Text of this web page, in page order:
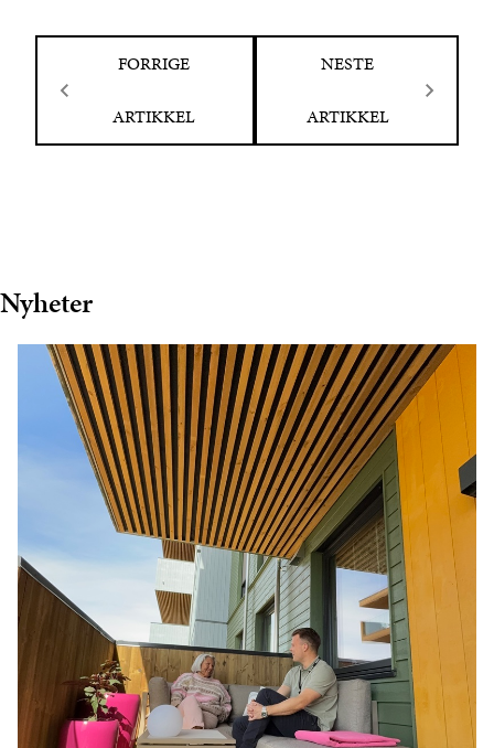
FORRIGE
ARTIKKEL
NESTE
ARTIKKEL
Nyheter